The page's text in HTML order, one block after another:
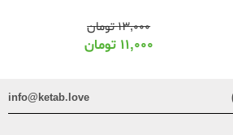
۱۳,۰۰۰تومان
۱۱,۰۰۰ تومان
info@ketab.love